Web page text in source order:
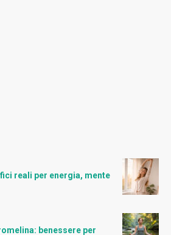
reali per energia, mente
benessere per